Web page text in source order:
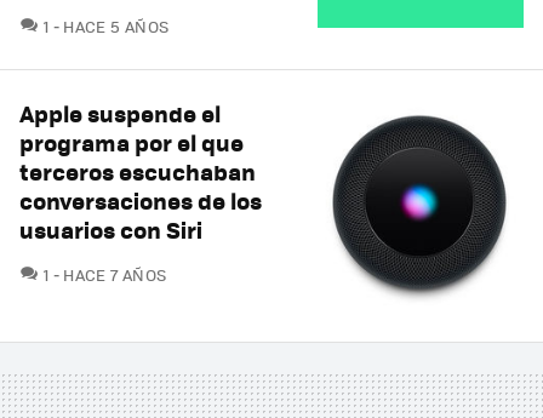
1 COMENTARIOS
HACE 5 AÑOS
Apple suspende el
programa por el que
terceros escuchaban
conversaciones de los
usuarios con Siri
1 COMENTARIOS
HACE 7 AÑOS